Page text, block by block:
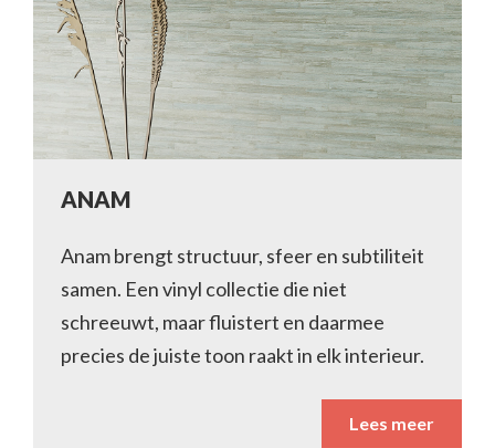
ANAM
Anam brengt structuur, sfeer en subtiliteit
samen. Een vinyl collectie die niet
schreeuwt, maar fluistert en daarmee
precies de juiste toon raakt in elk interieur.
Lees meer